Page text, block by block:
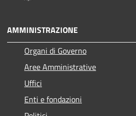
AMMINISTRAZIONE
Organi di Governo
Aree Amministrative
Uffici
Enti e fondazioni